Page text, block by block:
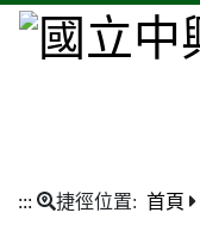
::: 捷徑位置: 首頁